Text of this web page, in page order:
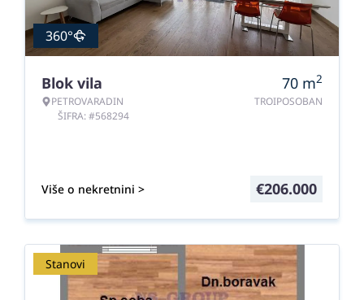
360°
Blok vila
PETROVARADIN
ŠIFRA: #568294
70 m2
TROIPOSOBAN
Više o nekretnini > €206.000
Stanovi